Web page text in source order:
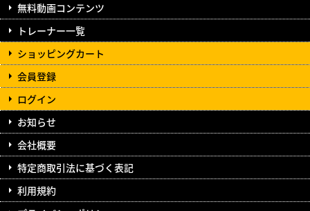
無料動画コンテンツ
トレーナー一覧
ショッピングカート
会員登録
ログイン
お知らせ
会社概要
特定商取引法に基づく表記
利用規約